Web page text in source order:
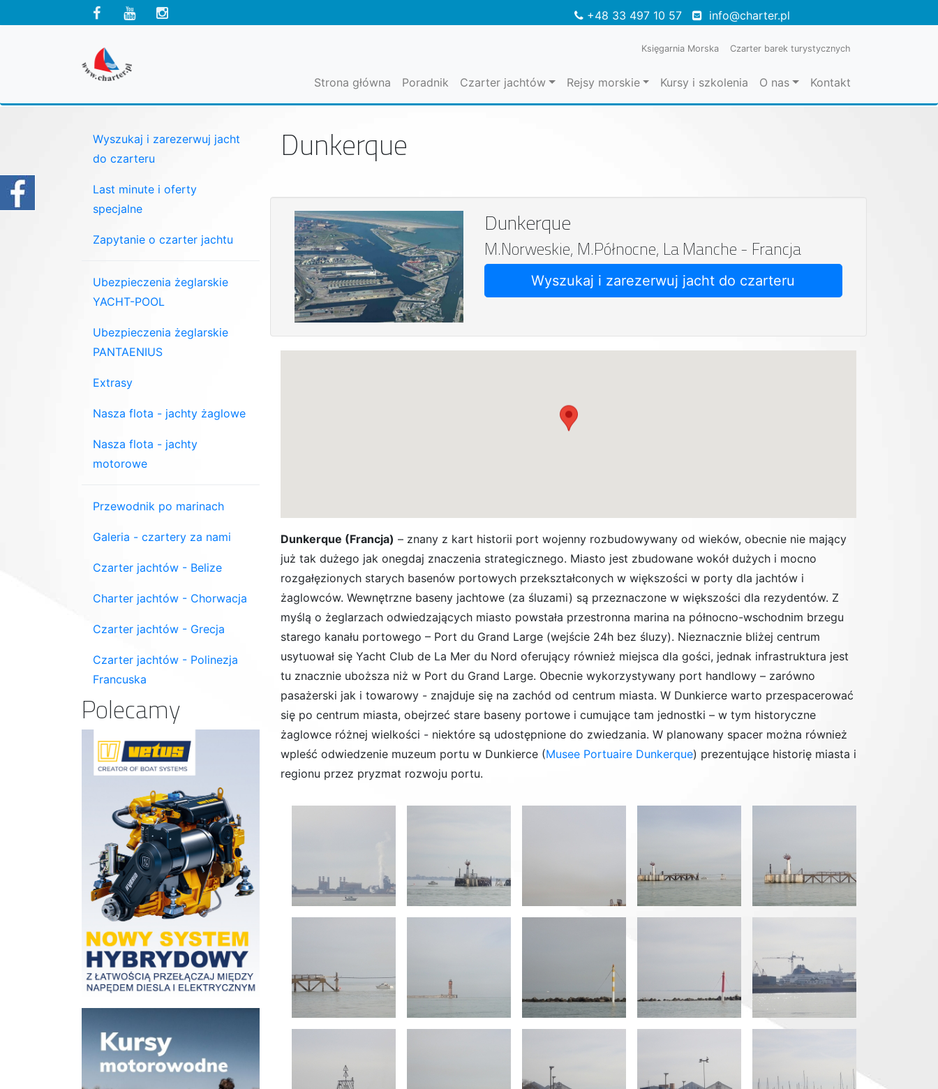
+48 33 497 10 57 info@charter.pl
Księgarnia Morska Czarter barek turystycznych
Strona główna Poradnik Czarter jachtów Rejsy morskie Kursy i szkolenia O nas Kontakt
Dunkerque
Dunkerque
M.Norweskie, M.Północne, La Manche - Francja
Wyszukaj i zarezerwuj jacht do czarteru
Dunkerque (Francja) – znany z kart historii port wojenny rozbudowywany od wieków, obecnie nie mający
już tak dużego jak onegdaj znaczenia strategicznego. Miasto jest zbudowane wokół dużych i mocno
rozgałęzionych starych basenów portowych przekształconych w większości w porty dla jachtów i
żaglowców. Wewnętrzne baseny jachtowe (za śluzami) są przeznaczone w większości dla rezydentów. Z
myślą o żeglarzach odwiedzających miasto powstała przestronna marina na północno-wschodnim brzegu
starego kanału portowego – Port du Grand Large (wejście 24h bez śluzy). Nieznacznie bliżej centrum
usytuował się Yacht Club de La Mer du Nord oferujący również miejsca dla gości, jednak infrastruktura jest
tu znacznie uboższa niż w Port du Grand Large. Obecnie wykorzystywany port handlowy – zarówno
pasażerski jak i towarowy - znajduje się na zachód od centrum miasta. W Dunkierce warto przespacerować
się po centrum miasta, obejrzeć stare baseny portowe i cumujące tam jednostki – w tym historyczne
żaglowce różnej wielkości - niektóre są udostępnione do zwiedzania. W planowany spacer można również
wpleść odwiedzenie muzeum portu w Dunkierce (Musee Portuaire Dunkerque) prezentujące historię miasta i
regionu przez pryzmat rozwoju portu.
Wyszukaj i zarezerwuj jacht
do czarteru
Last minute i oferty
specjalne
Zapytanie o czarter jachtu
Ubezpieczenia żeglarskie
YACHT-POOL
Ubezpieczenia żeglarskie
PANTAENIUS
Extrasy
Nasza flota - jachty żaglowe
Nasza flota - jachty
motorowe
Przewodnik po marinach
Galeria - czartery za nami
Czarter jachtów - Belize
Charter jachtów - Chorwacja
Czarter jachtów - Grecja
Czarter jachtów - Polinezja
Francuska
Polecamy